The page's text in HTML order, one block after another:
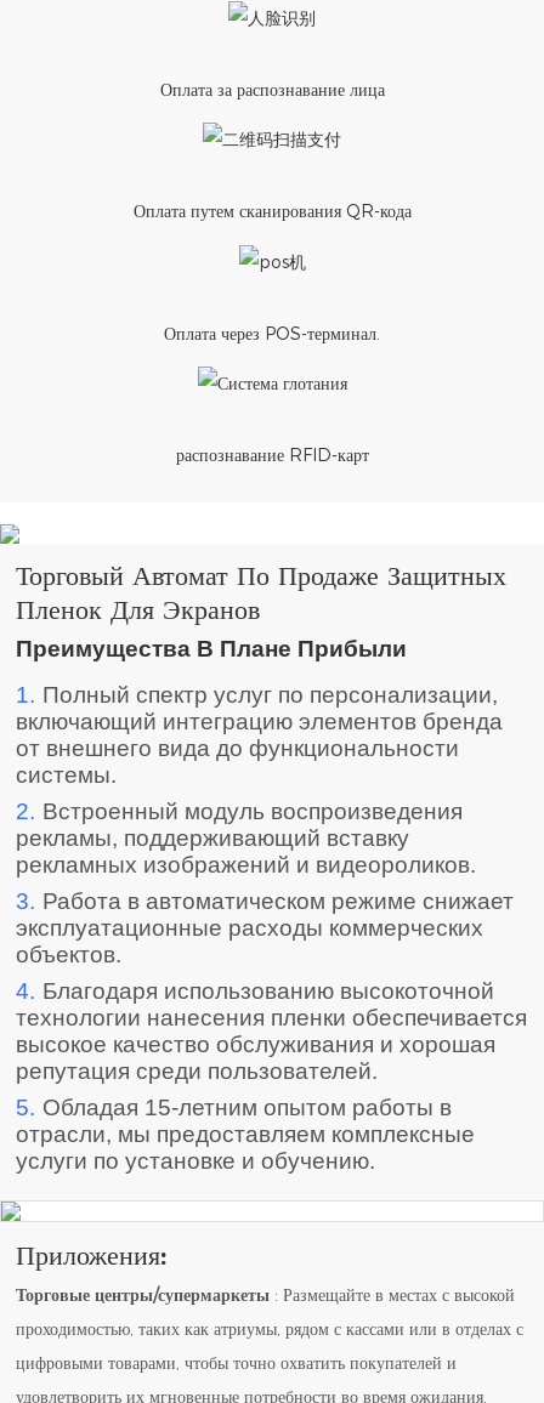
Оплата за распознавание лица
Оплата путем сканирования QR-кода
Оплата через POS-терминал.
распознавание RFID-карт
Торговый Автомат По Продаже Защитных
Пленок Для Экранов
Преимущества В Плане Прибыли
1. Полный спектр услуг по персонализации,
включающий интеграцию элементов бренда
от внешнего вида до функциональности
системы.
2. Встроенный модуль воспроизведения
рекламы, поддерживающий вставку
рекламных изображений и видеороликов.
3. Работа в автоматическом режиме снижает
эксплуатационные расходы коммерческих
объектов.
4. Благодаря использованию высокоточной
технологии нанесения пленки обеспечивается
высокое качество обслуживания и хорошая
репутация среди пользователей.
5. Обладая 15-летним опытом работы в
отрасли, мы предоставляем комплексные
услуги по установке и обучению.
Приложения:
Торговые центры/супермаркеты : Размещайте в местах с высокой
проходимостью, таких как атриумы, рядом с кассами или в отделах с
цифровыми товарами, чтобы точно охватить покупателей и
удовлетворить их мгновенные потребности во время ожидания.